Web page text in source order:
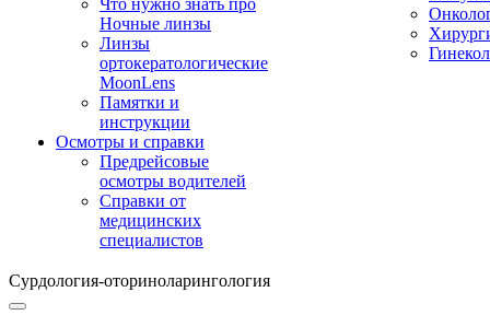
Что нужно знать про
Ночные линзы
Линзы
ортокератологические
MoonLens
Памятки и
инструкции
Осмотры и справки
Предрейсовые
осмотры водителей
Справки от
медицинских
специалистов
Сурдология-оториноларингология